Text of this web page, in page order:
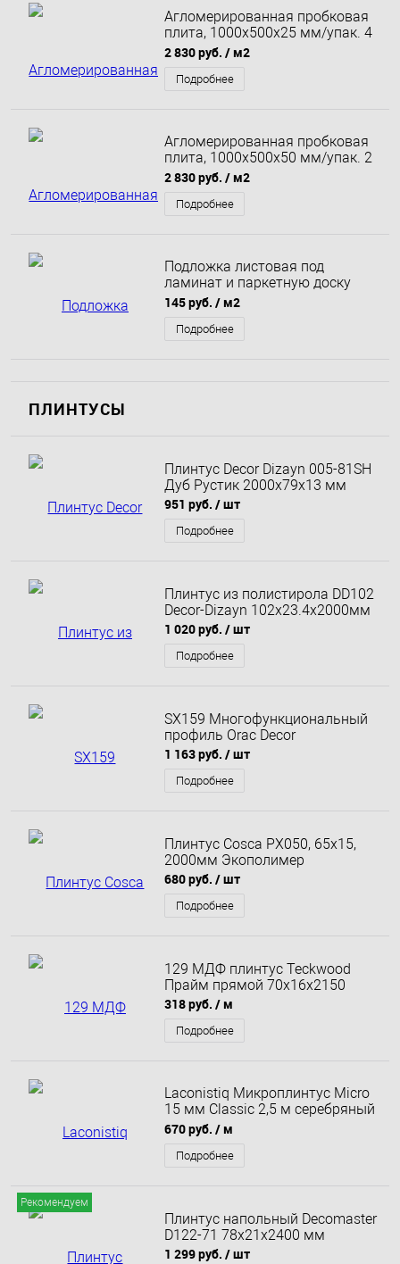
Агломерированная пробковая
плита, 1000х500х25 мм/упак. 4
м²
2 830 руб. / м2
Подробнее
Агломерированная пробковая
плита, 1000х500х50 мм/упак. 2
м²
2 830 руб. / м2
Подробнее
Подложка листовая под
ламинат и паркетную доску
1000х500х3 мм Зеленая,
разметка-клетка
145 руб. / м2
Подробнее
ПЛИНТУСЫ
Плинтус Decor Dizayn 005-81SH
Дуб Рустик 2000х79х13 мм
951 руб. / шт
Подробнее
Плинтус из полистирола DD102
Decor-Dizayn 102x23.4x2000мм
1 020 руб. / шт
Подробнее
SX159 Многофункциональный
профиль Orac Decor
1 163 руб. / шт
Подробнее
Плинтус Cosca PX050, 65х15,
2000мм Экополимер
680 руб. / шт
Подробнее
129 МДФ плинтус Teckwood
Прайм прямой 70х16х2150
318 руб. / м
Подробнее
Laconistiq Микроплинтус Micro
15 мм Classic 2,5 м серебряный
анодированный
670 руб. / м
Подробнее
Рекомендуем
Плинтус напольный Decomaster
D122-71 78x21x2400 мм
1 299 руб. / шт